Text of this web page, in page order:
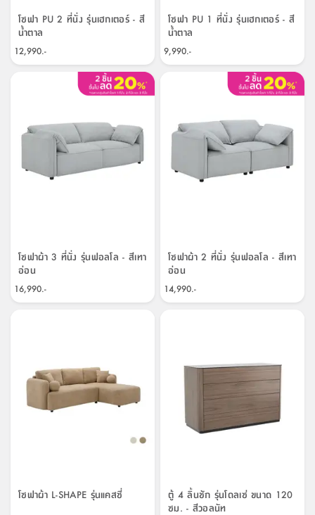
โซฟา PU 2 ที่นั่ง รุ่นเฮกเตอร์ - สี
น้ำตาล
12,990.-
โซฟา PU 1 ที่นั่ง รุ่นเฮกเตอร์ - สี
น้ำตาล
9,990.-
โซฟาผ้า 3 ที่นั่ง รุ่นฟอลโล - สีเทา
อ่อน
16,990.-
โซฟาผ้า 2 ที่นั่ง รุ่นฟอลโล - สีเทา
อ่อน
14,990.-
โซฟาผ้า L-SHAPE รุ่นแคสซี่
ตู้ 4 ลิ้นชัก รุ่นโดลเซ่ ขนาด 120
ซม. - สีวอลนัท